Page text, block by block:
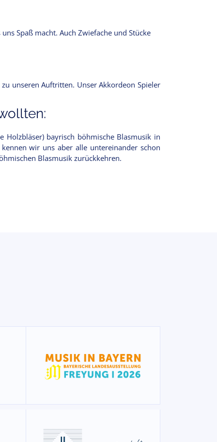
Spaß macht. Auch Zwiefache und Stücke
unseren Auftritten. Unser Akkordeon Spieler
bayrisch böhmische Blasmusik in
wir uns aber alle untereinander schon
Blasmusik zurückkehren.